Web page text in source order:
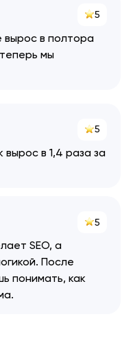
5
вырос в полтора
мы
5
в 1,4 раза за
5
SEO, а
После
понимать, как